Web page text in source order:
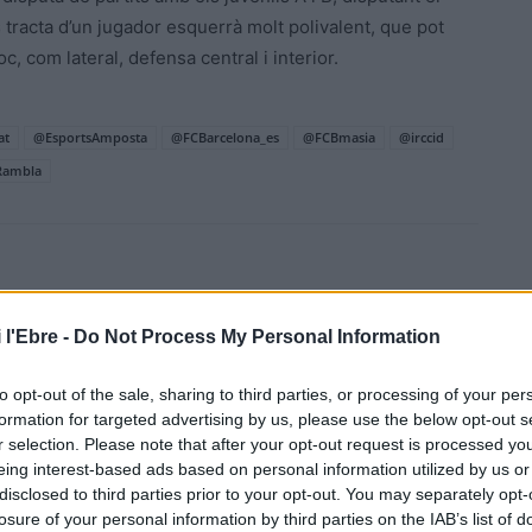
l'Ebre - Do Not Process My Personal Information
opt-out of the sale, sharing to third parties, or processing of your
for targeted advertising by us, please use the below opt-out
selection. Please note that after your opt-out request is processed
interest-based ads based on personal information utilized by us
to third parties prior to your opt-out. You may separately
of your personal information by third parties on the IAB’s list of
d’un jugador esquerrà molt polivalent, que pot
com lateral, defensa central i interior.
@EsportsAmposta @FCBarcelona_es @FCBmasia
@irccid
Article següent
Horta de Sant Joan acull les III Jornades d’oficis i
arquitectura tradicional als Ports